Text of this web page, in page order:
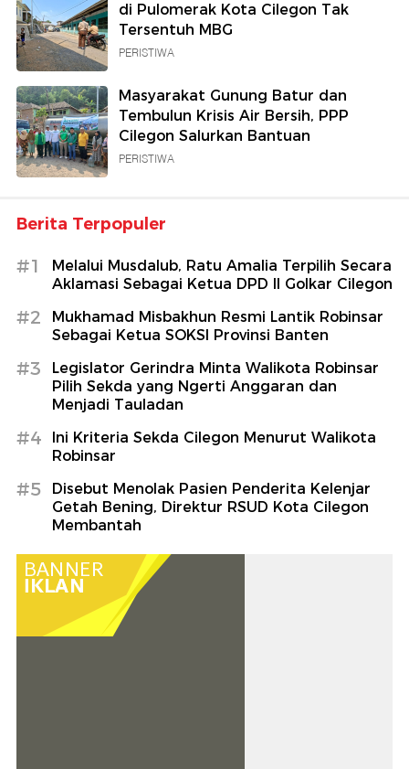
di Pulomerak Kota Cilegon Tak
Tersentuh MBG
PERISTIWA
Masyarakat Gunung Batur dan
Tembulun Krisis Air Bersih, PPP
Cilegon Salurkan Bantuan
PERISTIWA
Berita Terpopuler
#1
Melalui Musdalub, Ratu Amalia Terpilih Secara
Aklamasi Sebagai Ketua DPD II Golkar Cilegon
#2
Mukhamad Misbakhun Resmi Lantik Robinsar
Sebagai Ketua SOKSI Provinsi Banten
#3
Legislator Gerindra Minta Walikota Robinsar
Pilih Sekda yang Ngerti Anggaran dan
Menjadi Tauladan
#4
Ini Kriteria Sekda Cilegon Menurut Walikota
Robinsar
#5
Disebut Menolak Pasien Penderita Kelenjar
Getah Bening, Direktur RSUD Kota Cilegon
Membantah